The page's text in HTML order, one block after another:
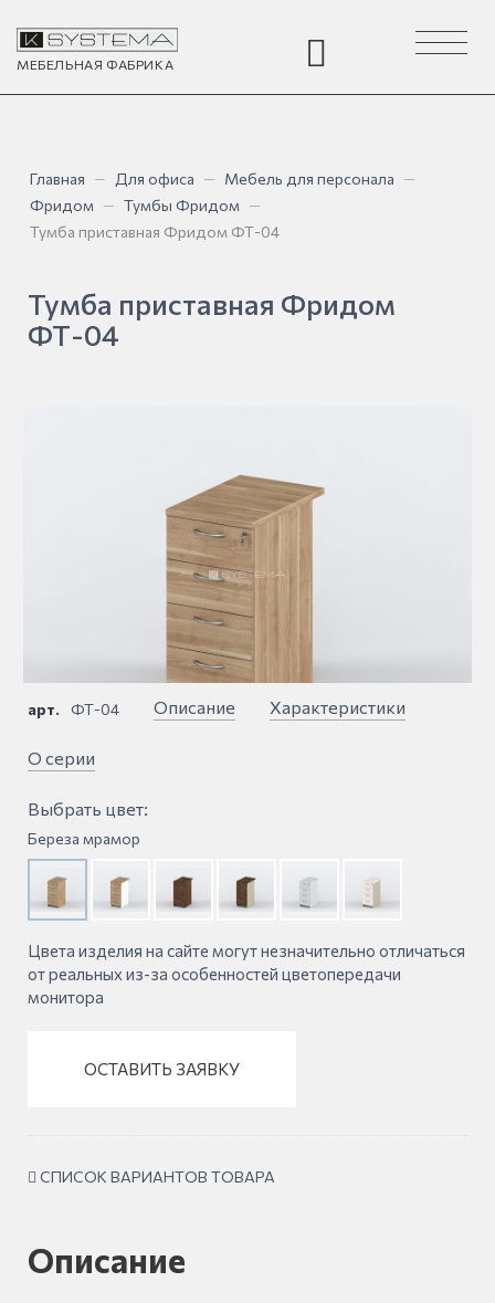
МЕБЕЛЬНАЯ ФАБРИКА
Toggle
navigation
Главная — Для офиса — Мебель для персонала —
Фридом — Тумбы Фридом —
Тумба приставная Фридом ФТ-04
Тумба приставная Фридом
ФТ-04
арт. ФТ-04 Описание Характеристики
О серии
Выбрать цвет:
Береза мрамор
Цвета изделия на сайте могут незначительно отличаться
от реальных из-за особенностей цветопередачи
монитора
ОСТАВИТЬ ЗАЯВКУ
СПИСОК ВАРИАНТОВ ТОВАРА
Описание